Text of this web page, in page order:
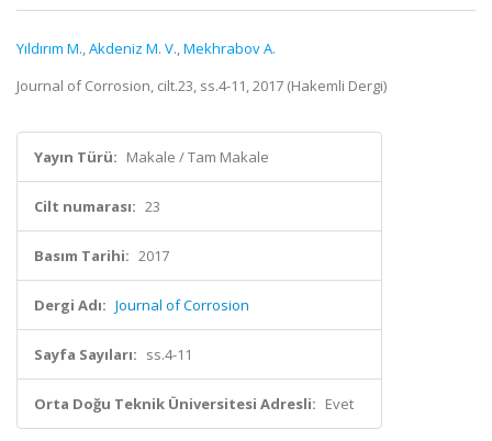
Yıldırım M.,Akdeniz M. V.,Mekhrabov A.
Journal of Corrosion, cilt.23, ss.4-11, 2017 (Hakemli Dergi)
Yayın Türü: Makale / Tam Makale
Cilt numarası: 23
Basım Tarihi: 2017
Dergi Adı: Journal of Corrosion
Sayfa Sayıları: ss.4-11
Orta Doğu Teknik Üniversitesi Adresli: Evet